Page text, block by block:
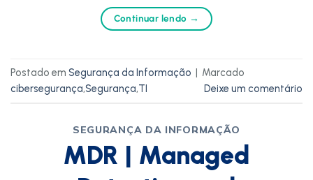
Continuar lendo →
Postado em Segurança da Informação | Marcado
cibersegurança,Segurança,TI Deixe um comentário
SEGURANÇA DA INFORMAÇÃO
MDR | Managed